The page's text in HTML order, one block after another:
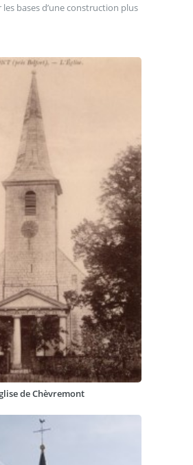
les bases d’une construction plus
de Chèvremont